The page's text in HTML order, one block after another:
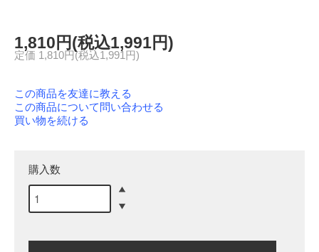
1,810円(税込1,991円)
定価 1,810円(税込1,991円)
この商品を友達に教える
この商品について問い合わせる
買い物を続ける
購入数